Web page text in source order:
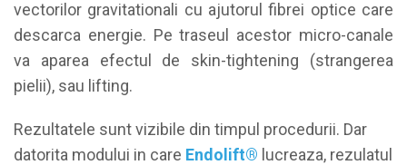
vectorilor gravitationali cu ajutorul fibrei optice care
descarca energie. Pe traseul acestor micro-canale
va aparea efectul de skin-tightening (strangerea
pielii), sau lifting.
Rezultatele sunt vizibile din timpul procedurii. Dar
datorita modului in care Endolift® lucreaza, rezulatul